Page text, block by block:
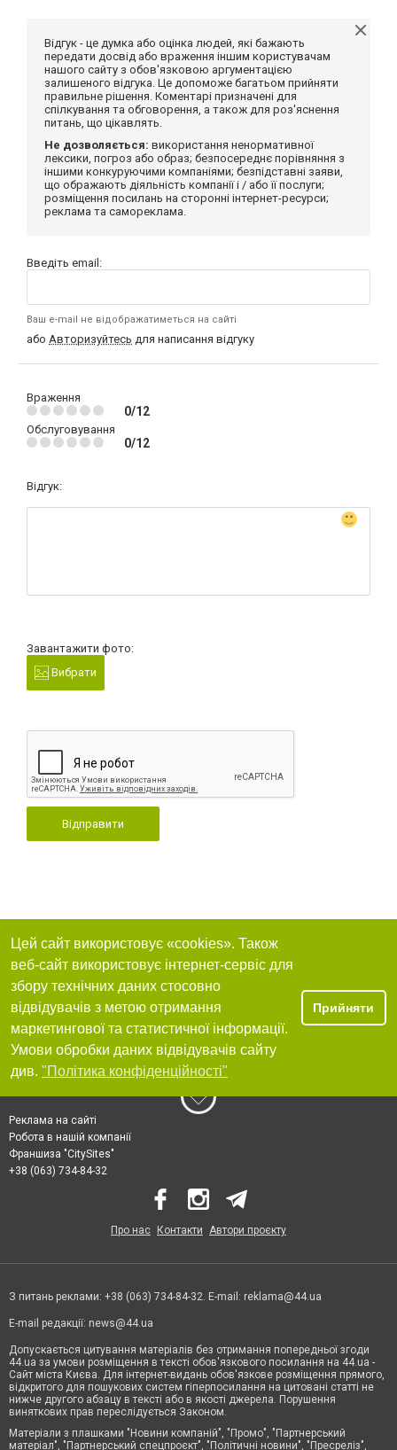
Відгук - це думка або оцінка людей, які бажають
передати досвід або враження іншим користувачам
нашого сайту з обов'язковою аргументацією
залишеного відгука. Це допоможе багатьом прийняти
правильне рішення. Коментарі призначені для
спілкування та обговорення, а також для роз'яснення
питань, що цікавлять.
Не дозволяється: використання ненормативної
лексики, погроз або образ; безпосереднє порівняння з
іншими конкуруючими компаніями; безпідставні заяви,
що ображають діяльність компанії і / або її послуги;
розміщення посилань на сторонні інтернет-ресурси;
реклама та самореклама.
Введіть email:
Ваш e-mail не відображатиметься на сайті
або Авторизуйтесь для написання відгуку
Враження
0/12
Обслуговування
0/12
Відгук:
Завантажити фото:
Вибрати
Відправити
Цей сайт використовує «cookies». Також
веб-сайт використовує інтернет-сервіс для
збору технічних даних стосовно
відвідувачів з метою отримання
маркетингової та статистичної інформації.
Умови обробки даних відвідувачів сайту
див. "Політика конфіденційності"
Прийняти
Реклама на сайті
Робота в нашій компанії
Франшиза "CitySites"
+38 (063) 734-84-32
Про нас Контакти Автори проєкту
З питань реклами: +38 (063) 734-84-32. E-mail: reklama@44.ua
E-mail редакції: news@44.ua
Допускається цитування матеріалів без отримання попередньої згоди
44.ua за умови розміщення в тексті обов'язкового посилання на 44.ua -
Сайт міста Києва. Для інтернет-видань обов'язкове розміщення прямого,
відкритого для пошукових систем гіперпосилання на цитовані статті не
нижче другого абзацу в тексті або в якості джерела. Порушення
виняткових прав переслідується Законом.
Матеріали з плашками "Новини компаній", "Промо", "Партнерський
матеріал", "Партнерський спецпроєкт", "Політичні новини", "Пресреліз",